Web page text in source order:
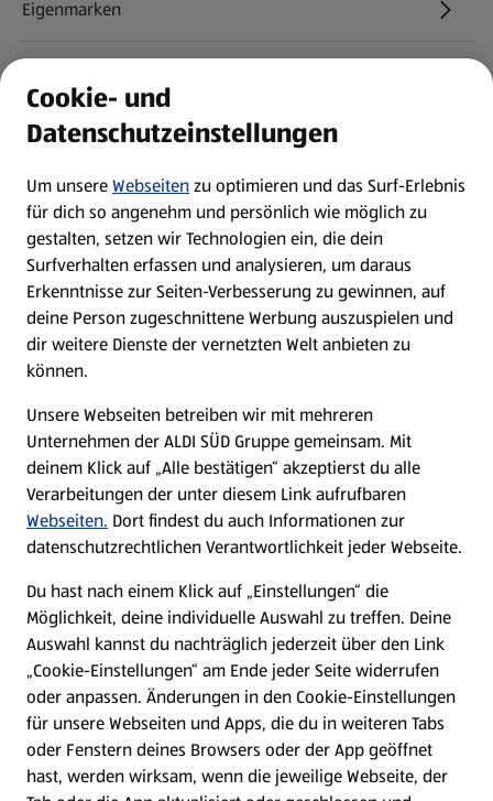
Eigenmarken
Newsletter
WhatsApp
Über ALDI SÜD
Filialen
Nachhaltigkeit
Karriere
Presse
Hilfe & Kontakt
(öffnet in einem neuen Tab)
Unternehmen
Folge uns hier:
Cookie- und
Datenschutzeinstellungen
Um unsereWebseitenzu optimieren und das Surf-Erlebnis
für dich so angenehm und persönlich wie möglich zu
gestalten, setzen wir Technologien ein, die dein
Surfverhalten erfassen und analysieren, um daraus
Erkenntnisse zur Seiten-Verbesserung zu gewinnen, auf
deine Person zugeschnittene Werbung auszuspielen und
dir weitere Dienste der vernetzten Welt anbieten zu
können.
Unsere Webseiten betreiben wir mit mehreren
Unternehmen der ALDI SÜD Gruppe gemeinsam. Mit
deinem Klick auf „Alle bestätigen“ akzeptierst du alle
Verarbeitungen der unter diesem Link aufrufbaren
Webseiten. Dort findest du auch Informationen zur
datenschutzrechtlichen Verantwortlichkeit jeder Webseite.
Du hast nach einem Klick auf „Einstellungen“ die
Möglichkeit, deine individuelle Auswahl zu treffen. Deine
Auswahl kannst du nachträglich jederzeit über den Link
„Cookie-Einstellungen“ am Ende jeder Seite widerrufen
oder anpassen. Änderungen in den Cookie-Einstellungen
für unsere Webseiten und Apps, die du in weiteren Tabs
oder Fenstern deines Browsers oder der App geöffnet
hast, werden wirksam, wenn die jeweilige Webseite, der